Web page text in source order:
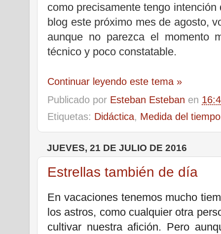
como precisamente tengo
blog este próximo mes de agosto,
aunque no parezca el momento
técnico y poco constatable.
Continuar leyendo este tema »
Publicado por Esteban Esteban en
Etiquetas: Didáctica, Medida del tiempo
JUEVES, 21 DE JULIO DE 2016
Estrellas también de día
En vacaciones tenemos mucho
los astros, como cualquier otra
cultivar nuestra afición. Pero